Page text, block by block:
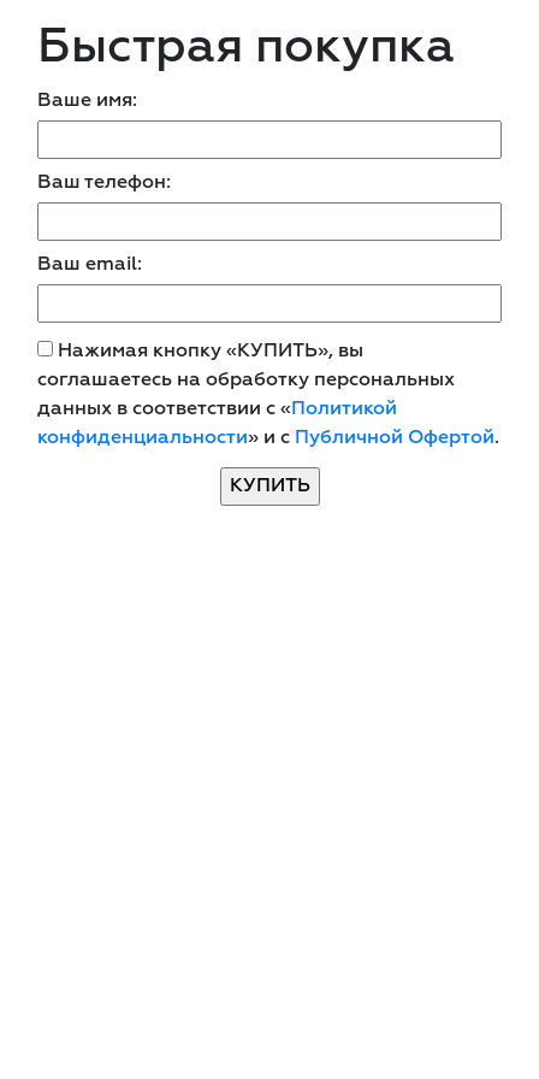
Быстрая покупка
Ваше имя:
Ваш телефон:
Ваш email:
Нажимая кнопку «КУПИТЬ», вы
соглашаетесь на обработку персональных
данных в соответствии с «Политикой
конфиденциальности» и с Публичной Офертой.